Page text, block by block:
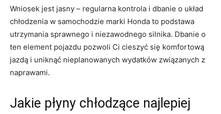
Wniosek jest jasny ‌–⁢ regularna kontrola i dbanie o⁣ układ
chłodzenia w samochodzie marki Honda to podstawa
‍utrzymania sprawnego i niezawodnego silnika. Dbanie o
ten ​element pojazdu pozwoli Ci ⁢cieszyć ⁢się komfortową
jazdą i uniknąć ‌nieplanowanych⁢ wydatków ‌związanych ⁣z
naprawami.
Jakie płyny​ chłodzące najlepiej